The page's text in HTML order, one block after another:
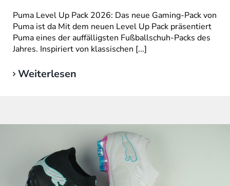
Puma Level Up Pack 2026: Das neue Gaming-Pack von
Puma ist da Mit dem neuen Level Up Pack präsentiert
Puma eines der auffälligsten Fußballschuh-Packs des
Jahres. Inspiriert von klassischen [...]
Weiterlesen